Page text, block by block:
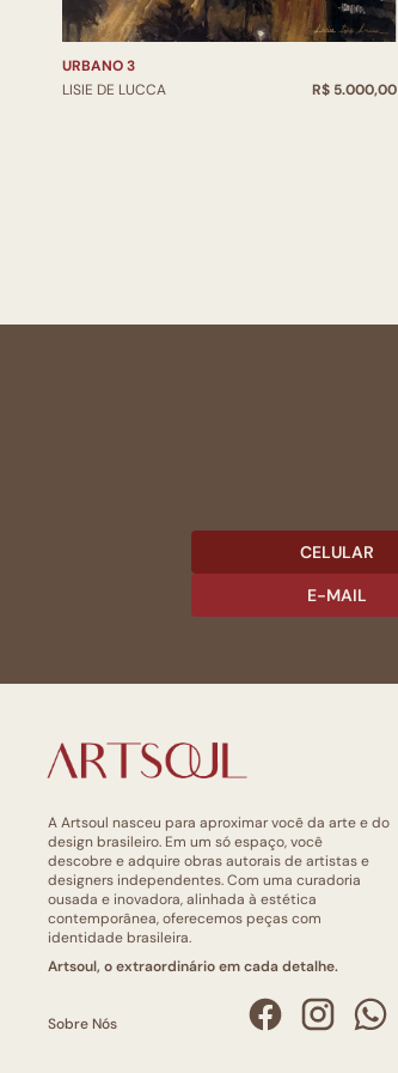
URBANO 3
LISIE DE LUCCA
R$ 5.000,00
CELULAR
E-MAIL
A Artsoul nasceu para aproximar você da arte e do
design brasileiro. Em um só espaço, você
descobre e adquire obras autorais de artistas e
designers independentes. Com uma curadoria
ousada e inovadora, alinhada à estética
contemporânea, oferecemos peças com
identidade brasileira.
Artsoul, o extraordinário em cada detalhe.
Sobre Nós